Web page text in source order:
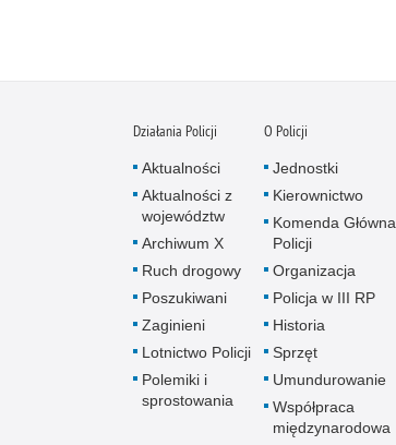
Działania Policji
Aktualności
Aktualności z
województw
Archiwum X
Ruch drogowy
Poszukiwani
Zaginieni
Lotnictwo Policji
Polemiki i
sprostowania
O Policji
Jednostki
Kierownictwo
Komenda Główna
Policji
Organizacja
Policja w III RP
Historia
Sprzęt
Umundurowanie
Współpraca
międzynarodowa